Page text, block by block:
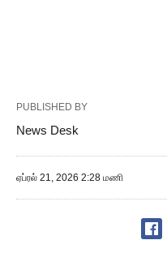
PUBLISHED BY
News Desk
ஏப்ரல் 21, 2026 2:28 மணி